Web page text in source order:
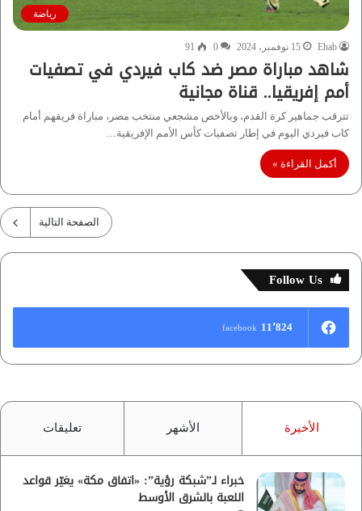
رياضة
Ehab 15 نوفمبر، 2024 0
91
شاهد مباراة مصر ضد كاب فيردي في تصفيات
أمم إفريقيا.. قناة مجانية
تترقب جماهير كرة القدم، وبالأخص مشجعي منتخب مصر، مباراة فريقهم أمام
كاب فيردي اليوم في إطار تصفيات كأس الأمم الإفريقية…
أكمل القراءة »
الصفحة التالية
Follow Us
11٬824 facebook
الأخيرة الأشهر تعليقات
خبراء لـ”شبكة رؤية”: «اتفاق مكة» يغيّر قواعد
اللعبة بالشرق الأوسط